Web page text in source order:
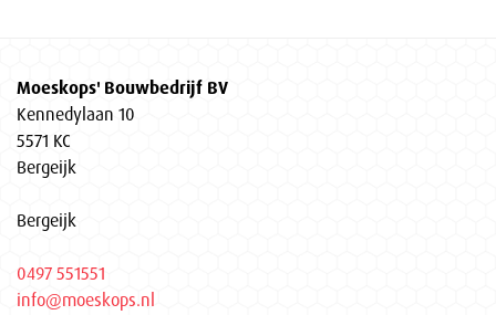
Moeskops' Bouwbedrijf BV
Kennedylaan 10
5571 KC
Bergeijk
Bergeijk
0497 551551
info@moeskops.nl